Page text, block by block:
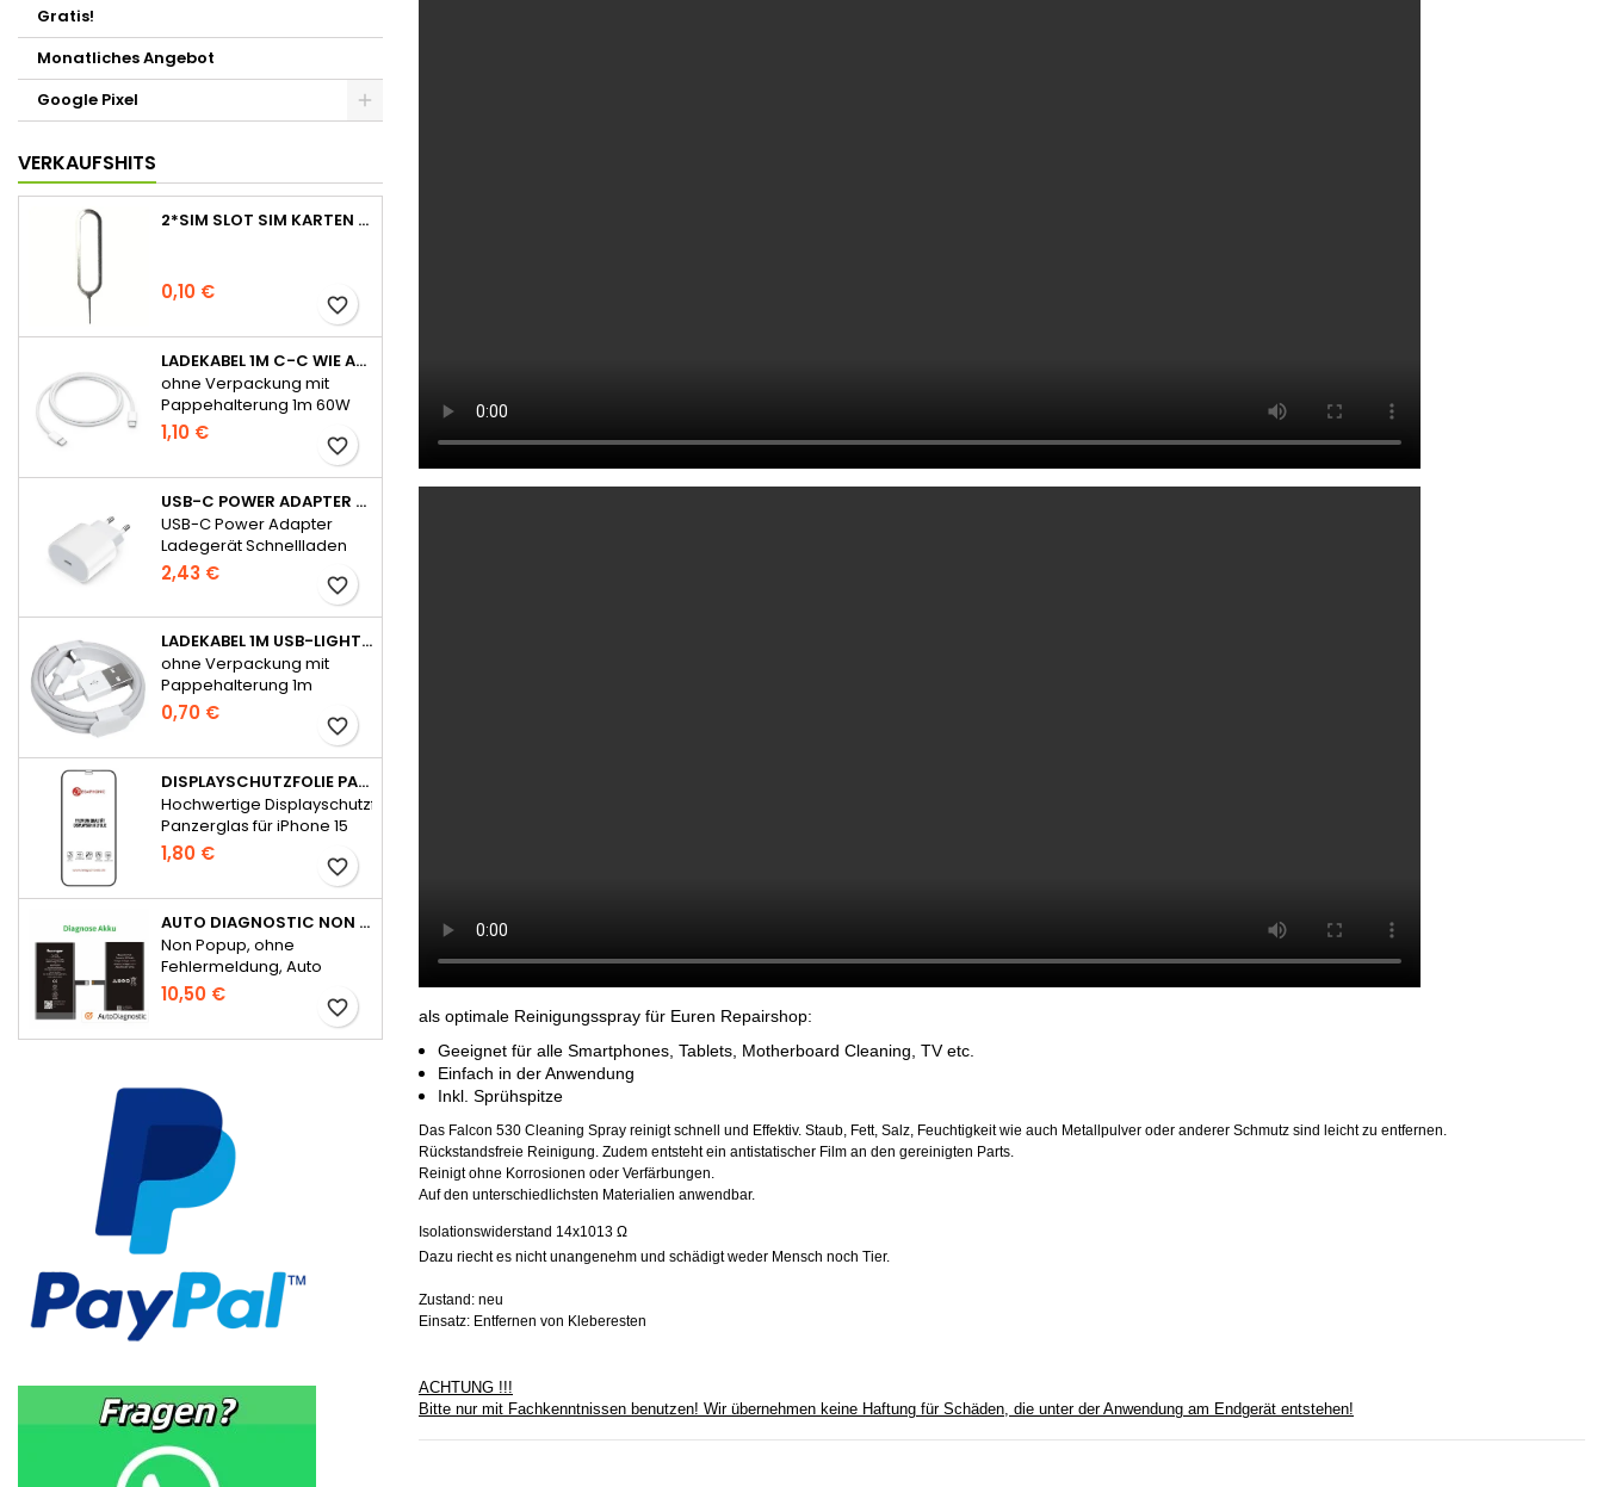
Gratis!
Monatliches Angebot
Google Pixel
VERKAUFSHITS
2*SIM SLOT SIM KARTEN STIFT NADEL PIN TRAY ÖFFNER EJECT TOOL
0,10 €
favorite_border
LADEKABEL 1M C-C WIE APPLE ORIGINAL FÜR IPHONE 15 SERIE OHNE VERPACKUNG
ohne Verpackung mit
Pappehalterung 1m 60W
für iPhone 15 Serie
1,10 €
favorite_border
USB-C POWER ADAPTER LADEGERÄT SCHNELLLADEN 20W FÜR APPLE - OHNE VERPACKUNG
USB-C Power Adapter
Ladegerät Schnellladen
20W für Apple
2,43 €
favorite_border
LADEKABEL 1M USB-LIGHTNING WIE APPLE ORIGINAL OHNE VERPACKUNG
ohne Verpackung mit
Pappehalterung 1m
0,70 €
favorite_border
DISPLAYSCHUTZFOLIE PANZERGLAS FÜR IPHONE 15 SERIE FULL GLUE
Hochwertige Displayschutzfolie
Panzerglas für iPhone 15
Serie Full Glue
1,80 €
favorite_border
AUTO DIAGNOSTIC NON POPUP AKKU FÜR IPHONE 14 OHNE FEHLERMELDUNG
Non Popup, ohne
Fehlermeldung, Auto
Diagnostic
10,50 €
favorite_border
als optimale Reinigungsspray für Euren Repairshop:
Geeignet für alle Smartphones, Tablets, Motherboard Cleaning, TV etc.
Einfach in der Anwendung
Inkl. Sprühspitze
Das Falcon 530 Cleaning Spray reinigt schnell und Effektiv. Staub, Fett, Salz, Feuchtigkeit wie auch Metallpulver oder anderer Schmutz sind leicht zu entfernen.
Rückstandsfreie Reinigung. Zudem entsteht ein antistatischer Film an den gereinigten Parts.
Reinigt ohne Korrosionen oder Verfärbungen.
Auf den unterschiedlichsten Materialien anwendbar.
Isolationswiderstand 14x1013 Ω
Dazu riecht es nicht unangenehm und schädigt weder Mensch noch Tier.
Zustand: neu
Einsatz: Entfernen von Kleberesten
ACHTUNG !!!
Bitte nur mit Fachkenntnissen benutzen! Wir übernehmen keine Haftung für Schäden, die unter der Anwendung am Endgerät entstehen!